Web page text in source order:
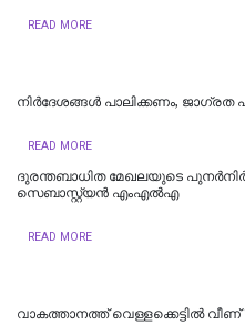
READ MORE
നിർദേശങ്ങൾ പാലിക്കണം,
READ MORE
ദുരന്തബാധിത മേഖലയുടെ
സെബാസ്റ്റ്യൻ എംഎൽഎ
READ MORE
വാകത്താനത്ത് വെള്ളക്കെട്ടില്‍